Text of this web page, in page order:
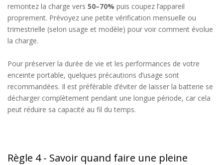
remontez la charge vers 50–70% puis coupez l’appareil
proprement. Prévoyez une petite vérification mensuelle ou
trimestrielle (selon usage et modèle) pour voir comment évolue
la charge.
Pour préserver la durée de vie et les performances de votre
enceinte portable, quelques précautions d’usage sont
recommandées. Il est préférable d’éviter de laisser la batterie se
décharger complètement pendant une longue période, car cela
peut réduire sa capacité au fil du temps.
Règle 4 - Savoir quand faire une pleine